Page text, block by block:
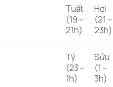
Tuất
(19 –
21h)
Hợi
(21 –
23h)
Tý
(23 –
1h)
Sửu
(1 –
3h)